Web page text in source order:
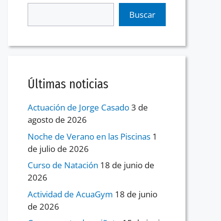
Buscar
Últimas noticias
Actuación de Jorge Casado3 de
agosto de 2026
Noche de Verano en las Piscinas 1
de julio de 2026
Curso de Natación 18 de junio de
2026
Actividad de AcuaGym 18 de junio
de 2026